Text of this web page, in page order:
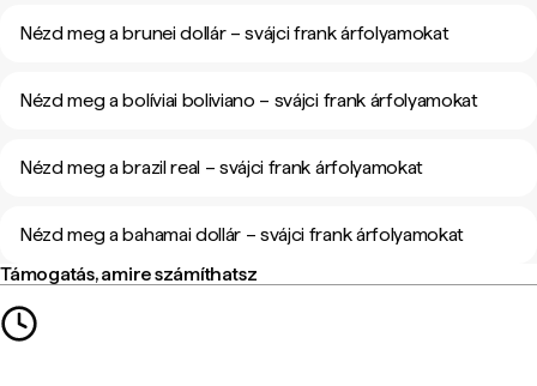
Nézd meg a brunei dollár – svájci frank árfolyamokat
Nézd meg a bolíviai boliviano – svájci frank árfolyamokat
Nézd meg a brazil real – svájci frank árfolyamokat
Nézd meg a bahamai dollár – svájci frank árfolyamokat
Támogatás, amire számíthatsz